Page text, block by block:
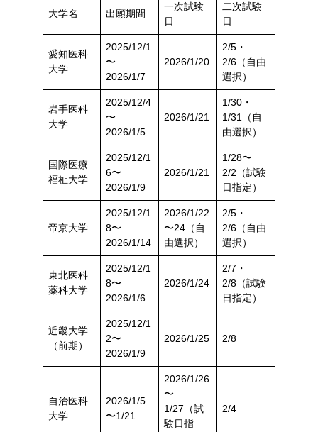
大学名 出願期間
一次試験
日
二次試験
日
愛知医科
大学
2025/12/1
〜
2026/1/7
2026/1/20
2/5・
2/6（自由
選択）
岩手医科
大学
2025/12/4
〜
2026/1/5
2026/1/21
1/30・
1/31（自
由選択）
国際医療
福祉大学
2025/12/1
6〜
2026/1/9
2026/1/21
1/28〜
2/2（試験
日指定）
帝京大学
2025/12/1
8〜
2026/1/14
2026/1/22
〜24（自
由選択）
2/5・
2/6（自由
選択）
東北医科
薬科大学
2025/12/1
8〜
2026/1/6
2026/1/24
2/7・
2/8（試験
日指定）
近畿大学
（前期）
2025/12/1
2〜
2026/1/9
2026/1/25 2/8
自治医科
大学
2026/1/5
〜1/21
2026/1/26
〜
1/27（試
験日指
2/4